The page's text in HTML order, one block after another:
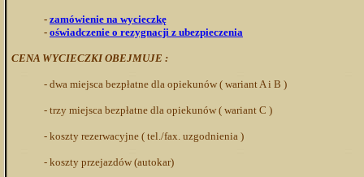
- zamówienie na wycieczkę
- oświadczenie o rezygnacji z ubezpieczenia
CENA WYCIECZKI OBEJMUJE :
- dwa miejsca bezpłatne dla opiekunów ( wariant A i B )
- trzy miejsca bezpłatne dla opiekunów ( wariant C )
- koszty rezerwacyjne ( tel./fax. uzgodnienia )
- koszty przejazdów (autokar)